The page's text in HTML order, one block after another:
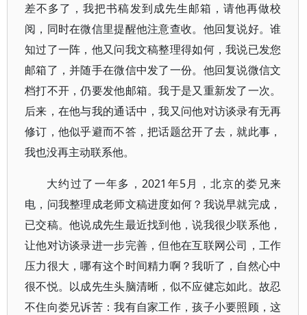
差不多了，我把书稿发到成先生邮箱，请他再做校
阅，同时在微信里提醒他注意查收。他回复说好。谁
知过了一阵，他又问我文稿整理得如何，我说已发您
邮箱了，并随手在微信中发了一份。他回复说微信文
档打不开，仍要发他邮箱。我于是又重新发了一次。
后来，在他与我的通话中，我又问他对访谈录有无再
修订，他似乎避而不答，把话题岔开了去，就此事，
我也没再主动联系他。
大约过了一年多，2021年5月，北京的娄兄来
电，问我整理成老师文稿进度如何？我说早就完成，
已交稿。他说成先生最近找到他，说我很少联系他，
让他对访谈录进一步完善，但他在互联网公司，工作
压力很大，哪有这个时间精力啊？我听了，自然心中
很不悦。以成先生头脑清晰，似不应健忘如此。故忍
不住向娄兄诉苦：我有自家工作，孩子小要照顾，这